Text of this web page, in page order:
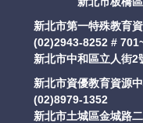
新北市第一特殊教育
(02)2943-8252 #
新北市中和區立人街2
新北市資優教育資源
(02)8979-1352
新北市土城區金城路